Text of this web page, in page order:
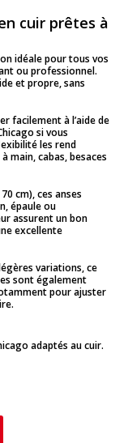
cuir prêtes à
idéale pour tous vos
ou professionnel.
et propre, sans
facilement à l’aide de
si vous
les rend
main, cabas, besaces
cm), ces anses
épaule ou
assurent un bon
excellente
variations, ce
sont également
pour ajuster
adaptés au cuir.